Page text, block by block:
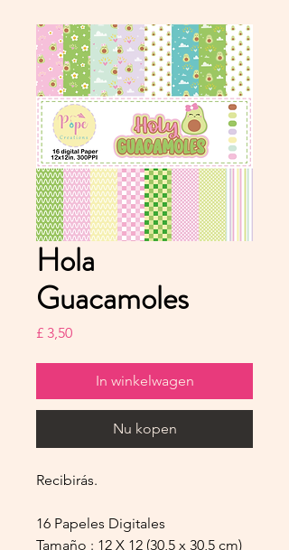
Hola
Guacamoles
£ 3,50Prijs
In winkelwagen
Nu kopen
Recibirás.
16 Papeles Digitales
Tamaño : 12 X 12 (30,5 x 30,5 cm)